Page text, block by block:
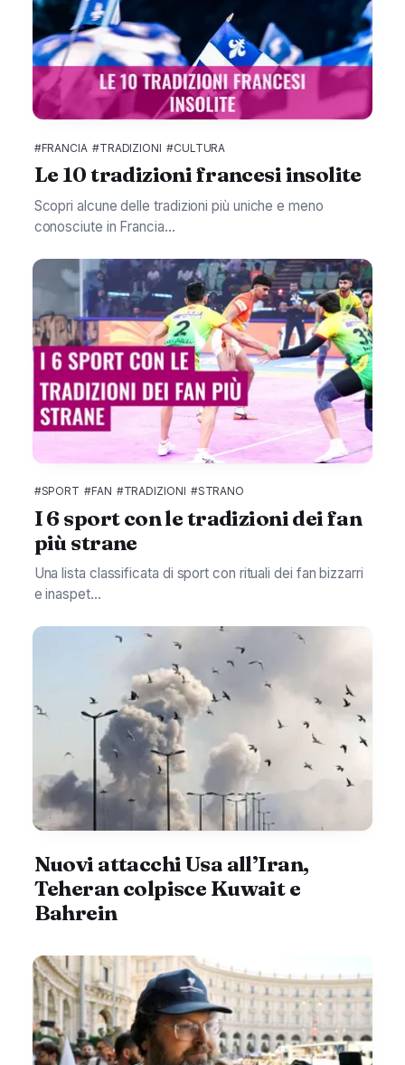
#FRANCIA #TRADIZIONI #CULTURA
Le 10 tradizioni francesi insolite
Scopri alcune delle tradizioni più uniche e meno
conosciute in Francia...
#SPORT #FAN #TRADIZIONI #STRANO
I 6 sport con le tradizioni dei fan
più strane
Una lista classificata di sport con rituali dei fan bizzarri
e inaspet...
Nuovi attacchi Usa all’Iran,
Teheran colpisce Kuwait e
Bahrein